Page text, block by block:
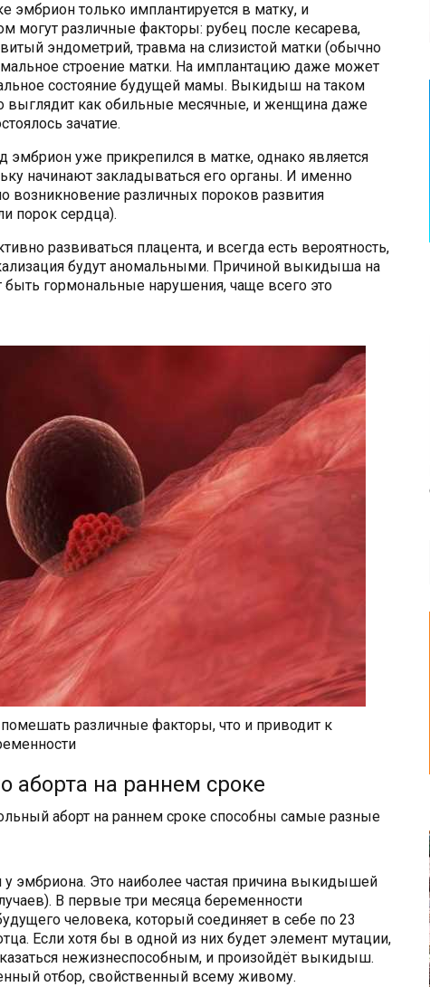
эмбрион только имплантируется в матку, и
могут различные факторы: рубец после кесарева,
эндометрий, травма на слизистой матки (обычно
строение матки. На имплантацию даже может
состояние будущей мамы. Выкидыш на таком
выглядит как обильные месячные, и женщина даже
зачатие.
эмбрион уже прикрепился в матке, однако является
начинают закладываться его органы. И именно
возникновение различных пороков развития
порок сердца).
развиваться плацента, и всегда есть вероятность,
будут аномальными. Причиной выкидыша на
быть гормональные нарушения, чаще всего это
различные факторы, что и приводит к
аборта на раннем сроке
аборт на раннем сроке способны самые разные
у эмбриона. Это наиболее частая причина выкидышей
В первые три месяца беременности
человека, который соединяет в себе по 23
Если хотя бы в одной из них будет элемент мутации,
нежизнеспособным, и произойдёт выкидыш.
отбор, свойственный всему живому.